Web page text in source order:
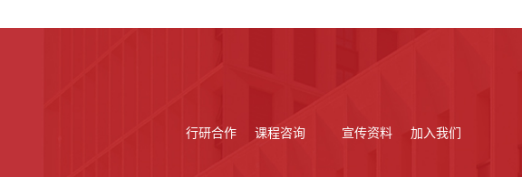
行研合作 课程咨询 宣传资料 加入我们